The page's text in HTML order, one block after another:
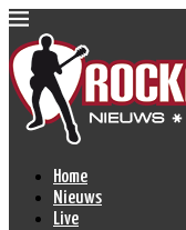
Home
Nieuws
Live